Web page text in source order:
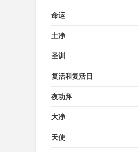
命运
土净
圣训
复活和复活日
夜功拜
大净
天使